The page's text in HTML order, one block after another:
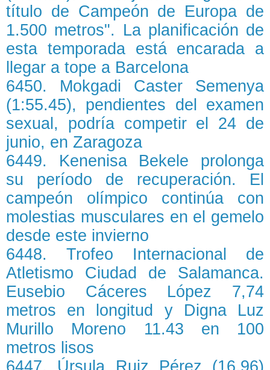
título de Campeón de Europa de
1.500 metros". La planificación de
esta temporada está encarada a
llegar a tope a Barcelona
6450. Mokgadi Caster Semenya
(1:55.45), pendientes del examen
sexual, podría competir el 24 de
junio, en Zaragoza
6449. Kenenisa Bekele prolonga
su período de recuperación. El
campeón olímpico continúa con
molestias musculares en el gemelo
desde este invierno
6448. Trofeo Internacional de
Atletismo Ciudad de Salamanca.
Eusebio Cáceres López 7,74
metros en longitud y Digna Luz
Murillo Moreno 11.43 en 100
metros lisos